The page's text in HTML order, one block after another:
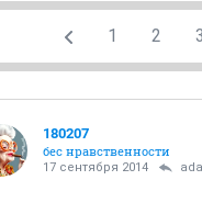
1 2 3
180207
бес нравственности
17 сентября 2014